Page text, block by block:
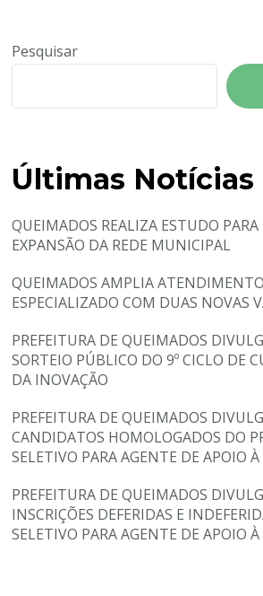
Pesquisar
Últimas Notícias
QUEIMADOS REALIZA ESTUDO PARA
EXPANSÃO DA REDE MUNICIPAL
QUEIMADOS AMPLIA
ESPECIALIZADO COM DUAS NOVAS
PREFEITURA DE QUEIMADOS
SORTEIO PÚBLICO DO 9º CICLO DE
DA INOVAÇÃO
PREFEITURA DE QUEIMADOS
CANDIDATOS HOMOLOGADOS DO
SELETIVO PARA AGENTE DE APOIO
PREFEITURA DE QUEIMADOS
INSCRIÇÕES DEFERIDAS E
SELETIVO PARA AGENTE DE APOIO